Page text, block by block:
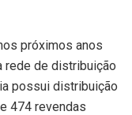
próximos anos
rede de distribuição
possui distribuição
474 revendas